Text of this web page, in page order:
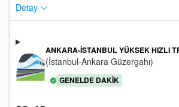
Detay
ANKARA-İSTANBUL YÜKSEK HIZLI
(İstanbul-Ankara Güzergahı)
GENELDE DAKIK